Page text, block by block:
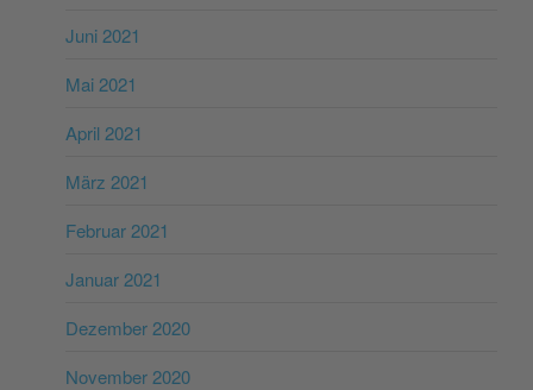
Juni 2021
Mai 2021
April 2021
März 2021
Februar 2021
Januar 2021
Dezember 2020
November 2020